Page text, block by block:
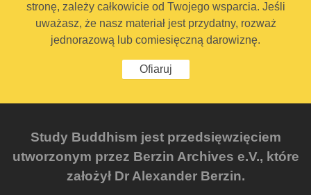
stronę, zależy całkowicie od Twojego wsparcia. Jeśli
uważasz, że nasz materiał jest przydatny, rozważ
jednorazową lub comiesięczną darowiznę.
Ofiaruj
Study Buddhism jest przedsięwzięciem
utworzonym przez Berzin Archives e.V., które
założył Dr Alexander Berzin.